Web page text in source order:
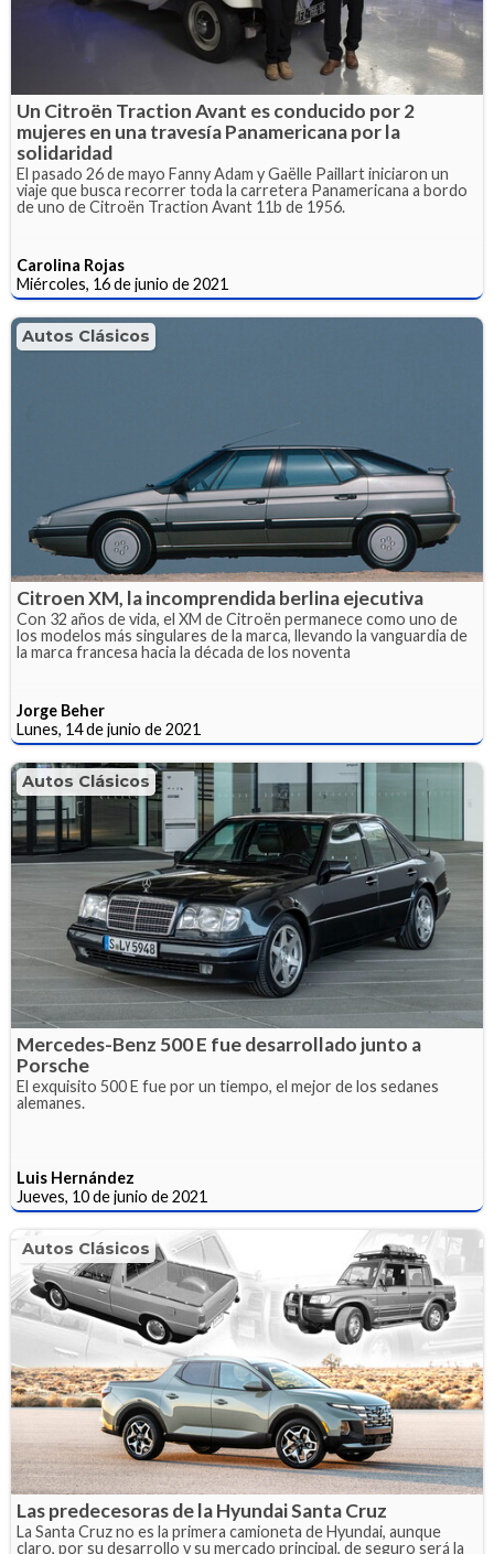
Un Citroën Traction Avant es conducido por 2
mujeres en una travesía Panamericana por la
solidaridad
El pasado 26 de mayo Fanny Adam y Gaëlle Paillart iniciaron un
viaje que busca recorrer toda la carretera Panamericana a bordo
de uno de Citroën Traction Avant 11b de 1956.
Carolina Rojas
Miércoles, 16 de junio de 2021
Autos Clásicos
Citroen XM, la incomprendida berlina ejecutiva
Con 32 años de vida, el XM de Citroën permanece como uno de
los modelos más singulares de la marca, llevando la vanguardia de
la marca francesa hacia la década de los noventa
Jorge Beher
Lunes, 14 de junio de 2021
Autos Clásicos
Mercedes-Benz 500 E fue desarrollado junto a
Porsche
El exquisito 500 E fue por un tiempo, el mejor de los sedanes
alemanes.
Luis Hernández
Jueves, 10 de junio de 2021
Autos Clásicos
Las predecesoras de la Hyundai Santa Cruz
La Santa Cruz no es la primera camioneta de Hyundai, aunque
claro, por su desarrollo y su mercado principal, de seguro será la